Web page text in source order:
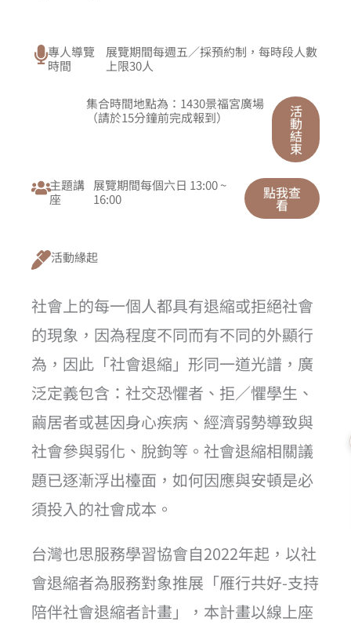
專人導覽
時間
展覽期間每週五／採預約制，每時段人數
上限30人
集合時間地點為：1430景福宮廣場
（請於15分鐘前完成報到）
活
動
結
束
主題講
座
展覽期間每個六日 13:00 ~
16:00
點我查
看
活動緣起
社會上的每一個人都具有退縮或拒絕社會
的現象，因為程度不同而有不同的外顯行
為，因此「社會退縮」形同一道光譜，廣
泛定義包含：社交恐懼者、拒／懼學生、
繭居者或甚因身心疾病、經濟弱勢導致與
社會參與弱化、脫鉤等。社會退縮相關議
題已逐漸浮出檯面，如何因應與安頓是必
須投入的社會成本。
台灣也思服務學習協會自2022年起，以社
會退縮者為服務對象推展「雁行共好-支持
陪伴社會退縮者計畫」，本計畫以線上座